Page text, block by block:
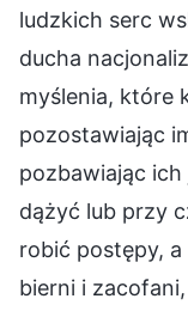
ludzkich serc
ducha
myślenia, które
pozostawiając
pozbawiając
dążyć lub przy
robić postępy,
bierni i